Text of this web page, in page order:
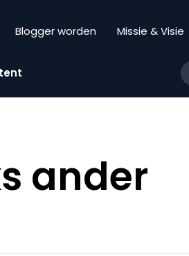
Blogger worden Missie & Visie
ander